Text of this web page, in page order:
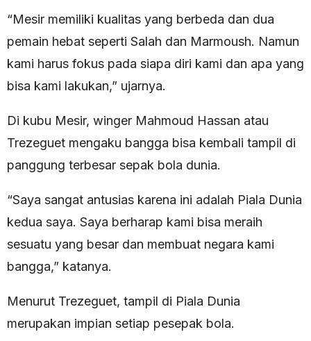
“Mesir memiliki kualitas yang berbeda dan dua
pemain hebat seperti Salah dan Marmoush. Namun
kami harus fokus pada siapa diri kami dan apa yang
bisa kami lakukan,” ujarnya.
Di kubu Mesir, winger Mahmoud Hassan atau
Trezeguet mengaku bangga bisa kembali tampil di
panggung terbesar sepak bola dunia.
“Saya sangat antusias karena ini adalah Piala Dunia
kedua saya. Saya berharap kami bisa meraih
sesuatu yang besar dan membuat negara kami
bangga,” katanya.
Menurut Trezeguet, tampil di Piala Dunia
merupakan impian setiap pesepak bola.